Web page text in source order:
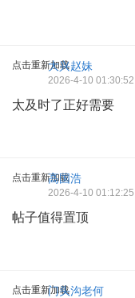
点击重新加载大兴赵妹
2026-4-10 01:30:52
太及时了正好需要
点击重新加载
高国浩
2026-4-10 01:12:25
帖子值得置顶
点击重新加载门头沟老何